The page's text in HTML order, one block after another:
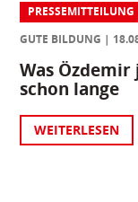
PRESSEMITTEILUNG
GUTE BILDUNG
Was
schon lange
WEITERLESEN